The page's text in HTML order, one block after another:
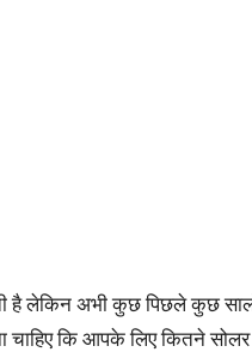
है लेकिन अभी कुछ पिछले कुछ
कि आपके लिए कितने